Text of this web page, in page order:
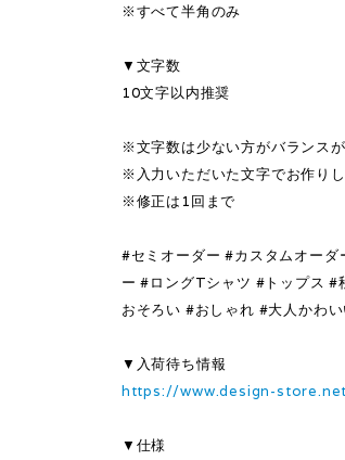
※すべて半角のみ
▼文字数
10文字以内推奨
※文字数は少ない方がバランス
※入力いただいた文字でお作り
※修正は1回まで
#セミオーダー #カスタムオー
ー #ロングTシャツ #トップス
おそろい #おしゃれ #大人かわ
▼入荷待ち情報
https://www.design-
▼仕様